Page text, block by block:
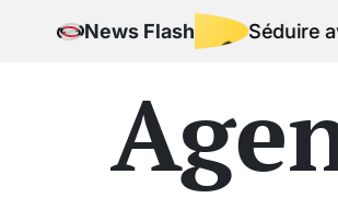
News Flash
Séduire avec la